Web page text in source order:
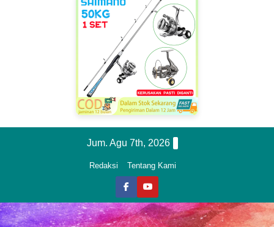
Jum. Agu 7th, 2026
Redaksi Tentang Kami